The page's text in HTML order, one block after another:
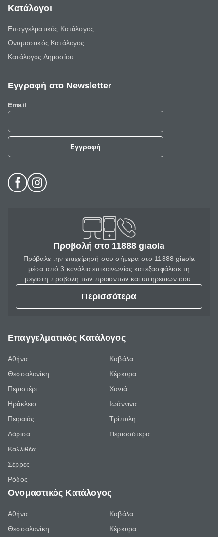
Κατάλογοι
Επαγγελματικός Κατάλογος
Ονομαστικός Κατάλογος
Κατάλογος Δημοσίου
Εγγραφή στο Newsletter
Email
Εγγραφή
Προβολή στο 11888 giaola
Πρόβαλε την επιχείρησή σου σήμερα στο 11888 giaola
μέσα από 3 κανάλια επικοινωνίας και εξασφάλισε τη
μέγιστη προβολή των προϊόντων και υπηρεσιών σου.
Περισσότερα
Επαγγελματικός Κατάλογος
Αθήνα
Θεσσαλονίκη
Περιστέρι
Ηράκλειο
Πειραιάς
Λάρισα
Καλλιθέα
Σέρρες
Ρόδος
Καβάλα
Κέρκυρα
Χανιά
Ιωάννινα
Τρίπολη
Περισσότερα
Ονομαστικός Κατάλογος
Αθήνα
Θεσσαλονίκη
Καβάλα
Κέρκυρα